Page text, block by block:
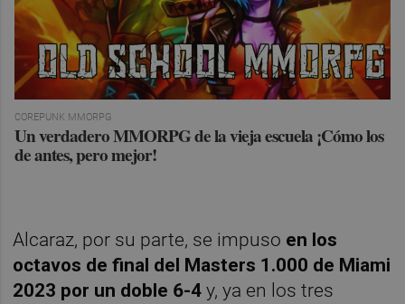
COREPUNK MMORPG
Un verdadero MMORPG de la vieja escuela ¡Cómo los
de antes, pero mejor!
Alcaraz, por su parte, se impuso en los
octavos de final del Masters 1.000 de Miami
2023 por un doble 6-4 y, ya en los tres